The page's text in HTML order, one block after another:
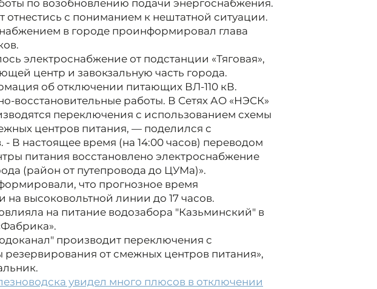
по возобновлению подачи энергоснабжения.
с пониманием к нештатной ситуации.
в городе проинформировал глава
электроснабжение от подстанции «Тяговая»,
центр и завокзальную часть города.
об отключении питающих ВЛ-110 кВ.
восстановительные работы. В Сетях АО «НЭСК»
переключения с использованием схемы
центров питания, — поделился с
В настоящее время (на 14:00 часов) переводом
питания восстановлено электроснабжение
(район от путепровода до ЦУМа)».
что прогнозное время
на высоковольтной линии до 17 часов.
на питание водозабора "Казьминский" в
производит переключения с
от смежных центров питания»,
увидел много плюсов в отключении